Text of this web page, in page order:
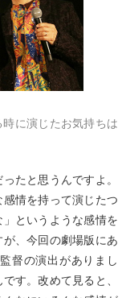
に演じたお気持ちは
たと思うんですよ。
情を持って演じたつ
というような感情を
、今回の劇場版にあ
督の演出がありまし
す。改めて見ると、